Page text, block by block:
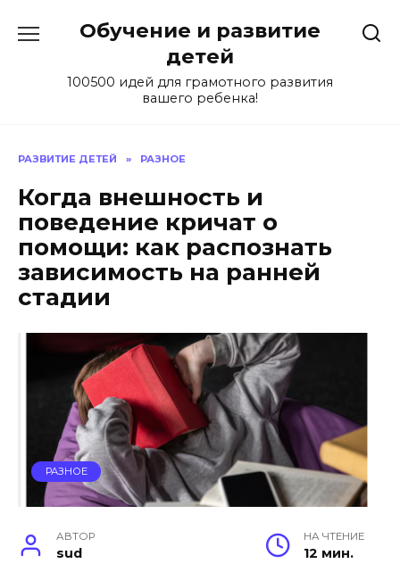
Обучение и развитие
детей
100500 идей для грамотного развития
вашего ребенка!
РАЗВИТИЕ ДЕТЕЙ » РАЗНОЕ
Когда внешность и
поведение кричат о
помощи: как распознать
зависимость на ранней
стадии
РАЗНОЕ
АВТОР
sud
НА ЧТЕНИЕ
12 мин.